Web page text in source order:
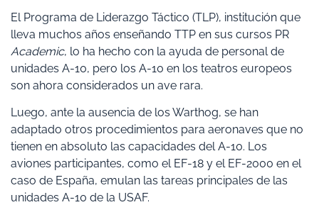
El Programa de Liderazgo Táctico (TLP), institución que
lleva muchos años enseñando TTP en sus cursos PR
Academic, lo ha hecho con la ayuda de personal de
unidades A-10, pero los A-10 en los teatros europeos
son ahora considerados un ave rara.
Luego, ante la ausencia de los Warthog, se han
adaptado otros procedimientos para aeronaves que no
tienen en absoluto las capacidades del A-10. Los
aviones participantes, como el EF-18 y el EF-2000 en el
caso de España, emulan las tareas principales de las
unidades A-10 de la USAF.